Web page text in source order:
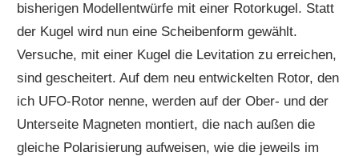
bisherigen Modellentwürfe mit einer Rotorkugel. Statt
der Kugel wird nun eine Scheibenform gewählt.
Versuche, mit einer Kugel die Levitation zu erreichen,
sind gescheitert. Auf dem neu entwickelten Rotor, den
ich UFO-Rotor nenne, werden auf der Ober- und der
Unterseite Magneten montiert, die nach außen die
gleiche Polarisierung aufweisen, wie die jeweils im